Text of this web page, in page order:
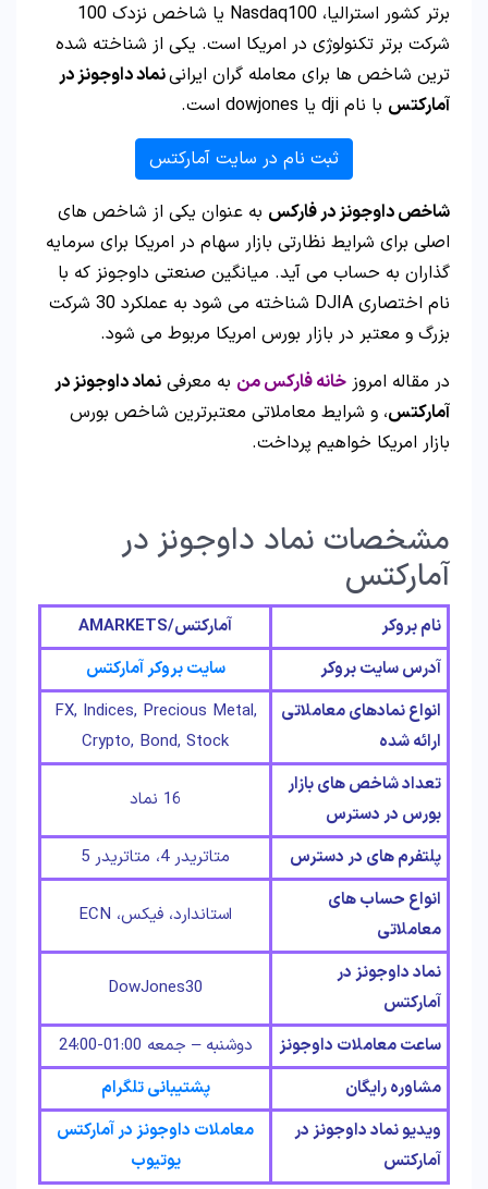
برتر کشور استرالیا، Nasdaq100 یا شاخص نزدک 100
شرکت برتر تکنولوژی در امریکا است. یکی از شناخته شده
ترین شاخص ها برای معامله گران ایرانینماد داوجونز در
آمارکتس با نام dji یا dowjones است.
ثبت نام در سایت آمارکتس
شاخص داوجونز در فارکس به عنوان یکی از شاخص های
اصلی برای شرایط نظارتی بازار سهام در امریکا برای سرمایه
گذاران به حساب می آید. میانگین صنعتی داوجونز که با
نام اختصاری DJIA شناخته می شود به عملکرد 30 شرکت
بزرگ و معتبر در بازار بورس امریکا مربوط می شود.
در مقاله امروز خانه فارکس من به معرفی نماد داوجونز در
آمارکتس، و شرایط معاملاتی معتبرترین شاخص بورس
بازار امریکا خواهیم پرداخت.
مشخصات نماد داوجونز در
آمارکتس
نام بروکر
آمارکتس/AMARKETS
آدرس سایت بروکر
سایت بروکر آمارکتس
انواع نمادهای معاملاتی
ارائه شده
FX, Indices, Precious Metal,
Crypto, Bond, Stock
تعداد شاخص های بازار
بورس در دسترس
16 نماد
پلتفرم های در دسترس
متاتریدر 4، متاتریدر 5
انواع حساب های
معاملاتی
استاندارد، فیکس، ECN
نماد داوجونز در
آمارکتس
DowJones30
ساعت معاملات داوجونز
دوشنبه – جمعه 01:00-24:00
مشاوره رایگان
پشتیبانی تلگرام
ویدیو نماد داوجونز در
آمارکتس
معاملات داوجونز در آمارکتس
یوتیوب